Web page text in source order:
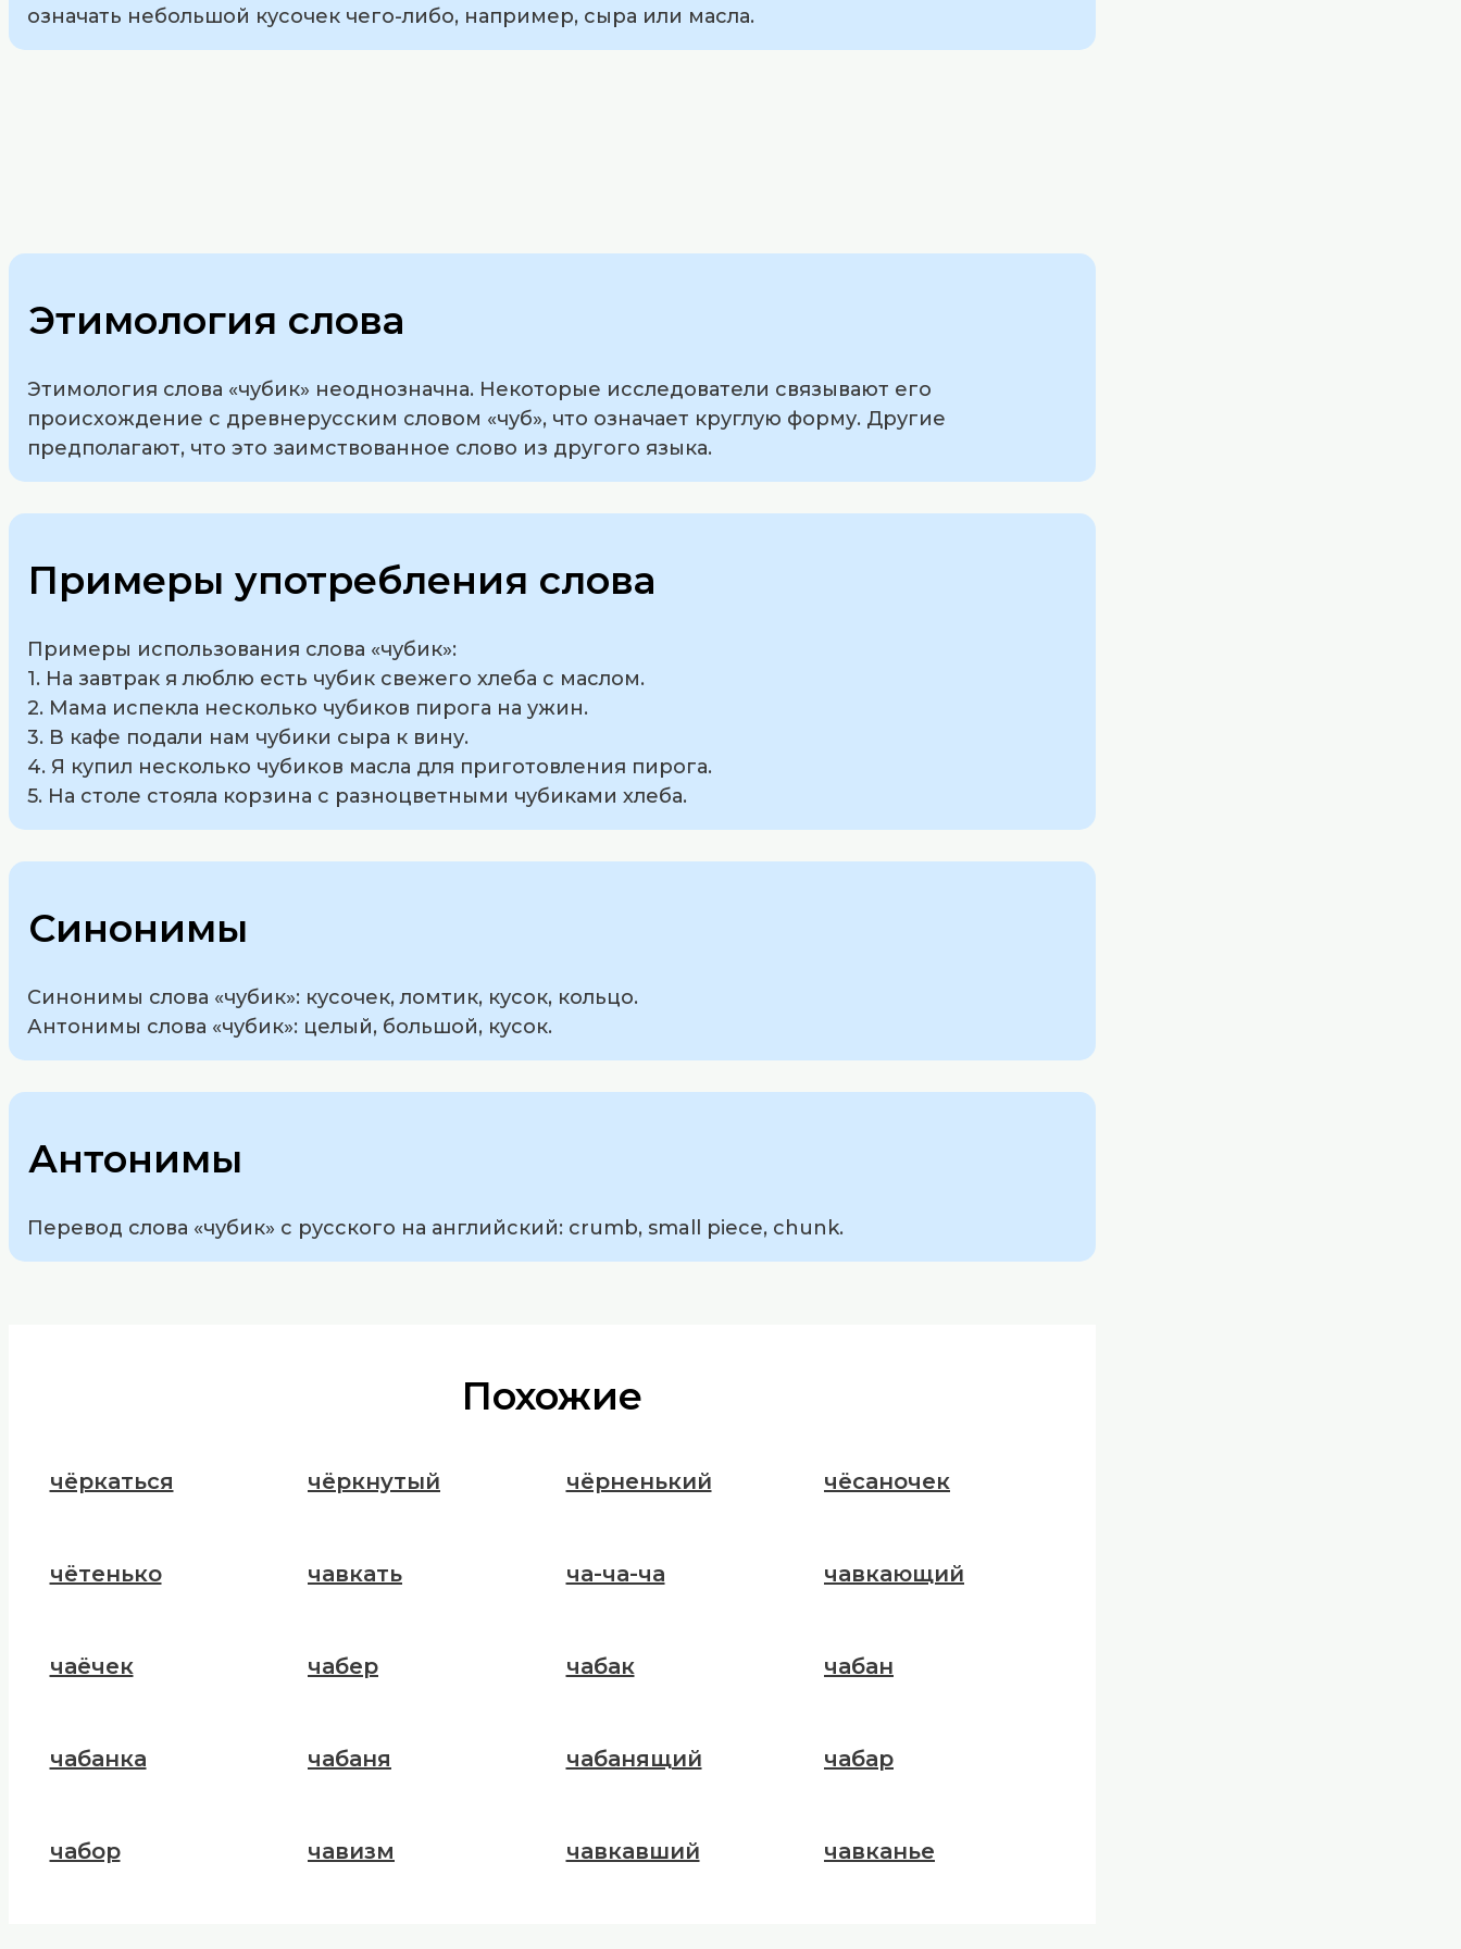
означать небольшой кусочек чего-либо, например, сыра или масла.
Этимология слова
Этимология слова «чубик» неоднозначна. Некоторые исследователи связывают его
происхождение с древнерусским словом «чуб», что означает круглую форму. Другие
предполагают, что это заимствованное слово из другого языка.
Примеры употребления слова
Примеры использования слова «чубик»:
1. На завтрак я люблю есть чубик свежего хлеба с маслом.
2. Мама испекла несколько чубиков пирога на ужин.
3. В кафе подали нам чубики сыра к вину.
4. Я купил несколько чубиков масла для приготовления пирога.
5. На столе стояла корзина с разноцветными чубиками хлеба.
Синонимы
Синонимы слова «чубик»: кусочек, ломтик, кусок, кольцо.
Антонимы слова «чубик»: целый, большой, кусок.
Антонимы
Перевод слова «чубик» с русского на английский: crumb, small piece, chunk.
Похожие
чёркаться чёркнутый чёрненький чёсаночек
чётенько чавкать ча-ча-ча чавкающий
чаёчек чабер чабак чабан
чабанка чабаня чабанящий чабар
чабор чавизм чавкавший чавканье